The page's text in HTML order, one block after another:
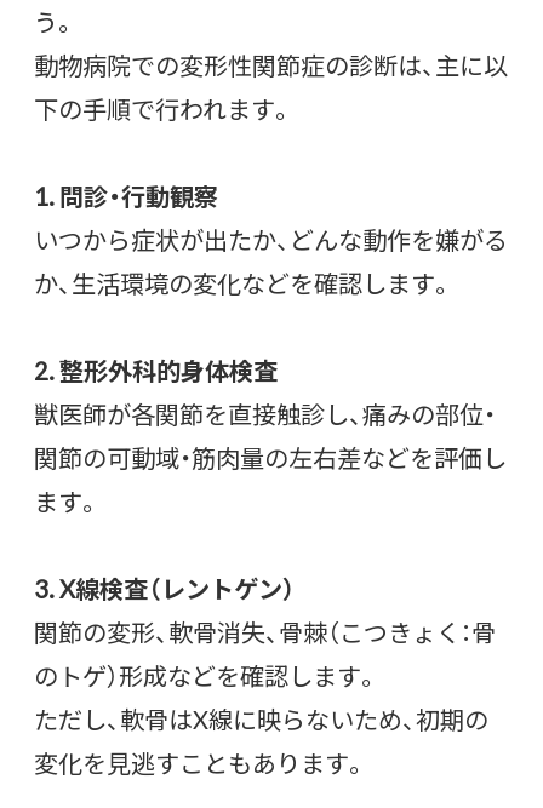
う。
動物病院での変形性関節症の診断は、主に以
下の手順で行われます。
1. 問診・行動観察
いつから症状が出たか、どんな動作を嫌がる
か、生活環境の変化などを確認します。
2. 整形外科的身体検査
獣医師が各関節を直接触診し、痛みの部位・
関節の可動域・筋肉量の左右差などを評価し
ます。
3. X線検査（レントゲン）
関節の変形、軟骨消失、骨棘（こつきょく：骨
のトゲ）形成などを確認します。
ただし、軟骨はX線に映らないため、初期の
変化を見逃すこともあります。